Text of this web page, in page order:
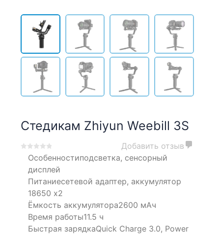
Стедикам Zhiyun Weebill 3S
based
customer
Добавить отзыв
Особенностиподсветка, сенсорный
дисплей
Питаниесетевой адаптер, аккумулятор
18650 х2
Ёмкость аккумулятора2600 мАч
Время работы11.5 ч
Быстрая зарядкаQuick Charge 3.0, Power